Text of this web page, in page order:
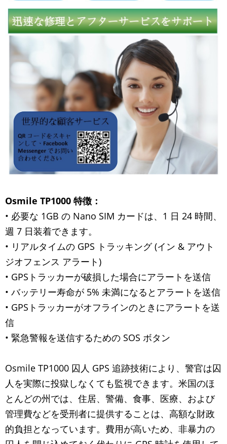
Osmile TP1000 特徴：
• 必要な 1GB の Nano SIM カードは、1 日 24 時間、
週 7 日装着できます。
• リアルタイムの GPS トラッキング (イン & アウト
ジオフェンス アラート)
• GPSトラッカーが破損した場合にアラートを送信
• バッテリー寿命が 5% 未満になるとアラートを送信
• GPSトラッカーがオフラインのときにアラートを送
信
• 緊急警報を送信するための SOS ボタン
Osmile TP1000 囚人 GPS 追跡技術により、警官は囚
人を実際に投獄しなくても監視できます。米国のほ
とんどの州では、住居、警備、食事、医療、および
管理費などを受刑者に提供することは、高額な財政
的負担となっています。費用が高いため、非暴力の